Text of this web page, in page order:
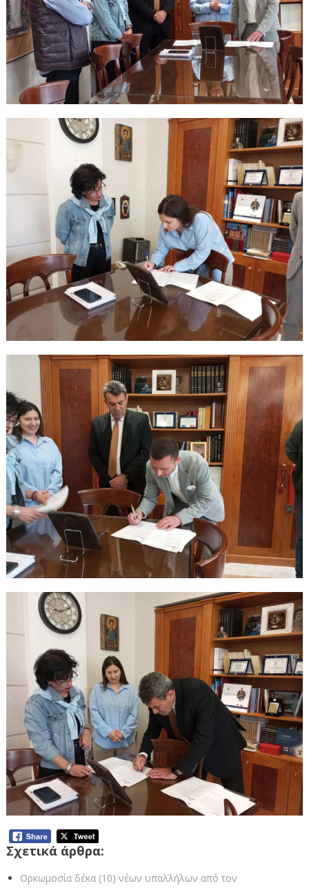
Σχετικά άρθρα:
Ορκωμοσία δέκα (10) νέων υπαλλήλων από τον